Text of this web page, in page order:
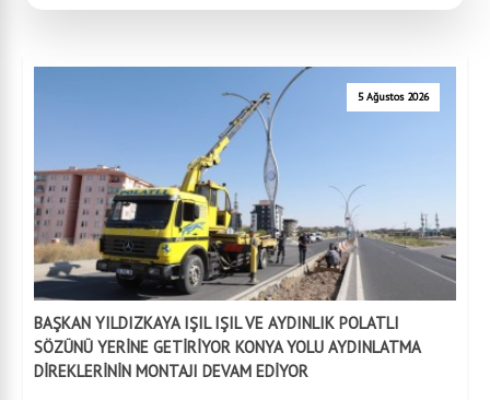
5 Ağustos 2026
BAŞKAN YILDIZKAYA IŞIL IŞIL VE AYDINLIK POLATLI
SÖZÜNÜ YERİNE GETİRİYOR KONYA YOLU AYDINLATMA
DİREKLERİNİN MONTAJI DEVAM EDİYOR